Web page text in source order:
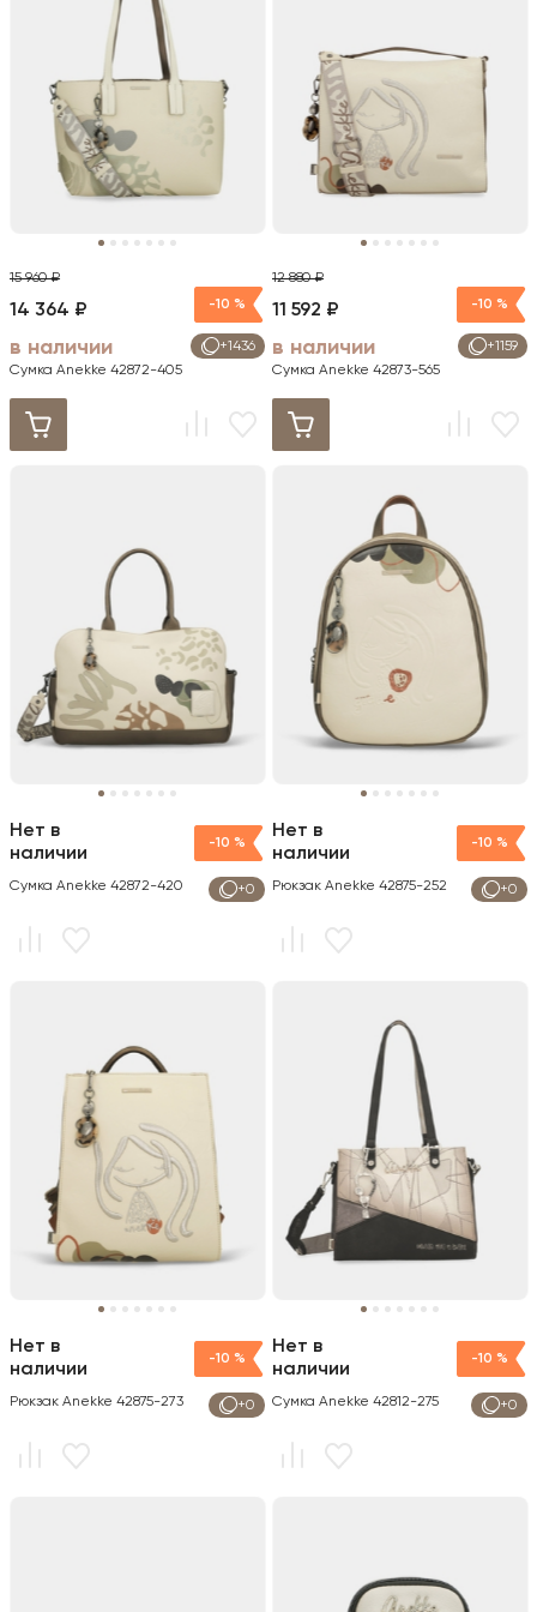
15 960 ₽
-10 %
+1436
14 364 ₽
в наличии
Сумка Anekke 42872-405
12 880 ₽
-10 %
+1159
11 592 ₽
в наличии
Сумка Anekke 42873-565
-10 %
+0
Нет в
наличии
Сумка Anekke 42872-420
-10 %
+0
Нет в
наличии
Рюкзак Anekke 42875-252
-10 %
+0
Нет в
наличии
Рюкзак Anekke 42875-273
-10 %
+0
Нет в
наличии
Сумка Anekke 42812-275